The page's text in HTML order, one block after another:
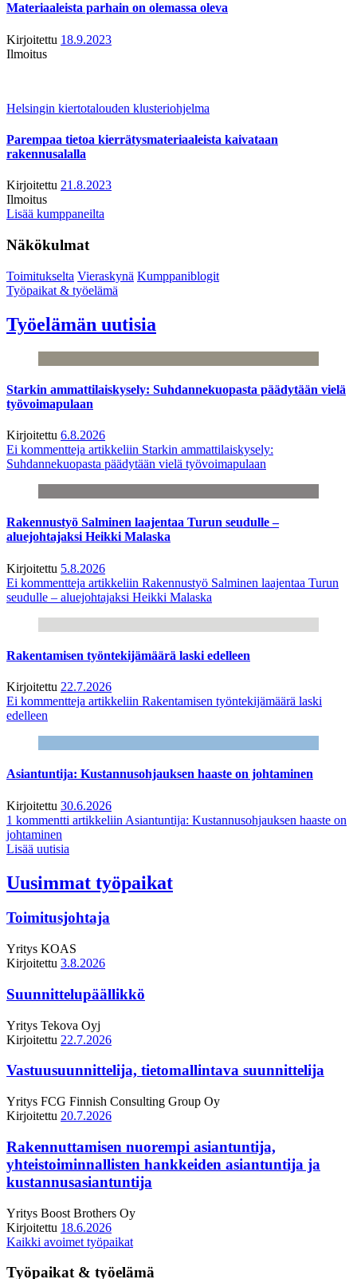
Materiaaleista parhain on olemassa oleva
Kirjoitettu 18.9.2023
Ilmoitus
Helsingin kiertotalouden klusteriohjelma
Parempaa tietoa kierrätysmateriaaleista kaivataan
rakennusalalla
Kirjoitettu 21.8.2023
Ilmoitus
Lisää kumppaneilta
Näkökulmat
Toimitukselta Vieraskynä Kumppaniblogit
Työpaikat & työelämä
Työelämän uutisia
Starkin ammattilaiskysely: Suhdannekuopasta päädytään vielä
työvoimapulaan
Kirjoitettu 6.8.2026
Ei kommentteja artikkeliin Starkin ammattilaiskysely:
Suhdannekuopasta päädytään vielä työvoimapulaan
Rakennustyö Salminen laajentaa Turun seudulle –
aluejohtajaksi Heikki Malaska
Kirjoitettu 5.8.2026
Ei kommentteja artikkeliin Rakennustyö Salminen laajentaa Turun
seudulle – aluejohtajaksi Heikki Malaska
Rakentamisen työntekijämäärä laski edelleen
Kirjoitettu 22.7.2026
Ei kommentteja artikkeliin Rakentamisen työntekijämäärä laski
edelleen
Asiantuntija: Kustannusohjauksen haaste on johtaminen
Kirjoitettu 30.6.2026
1 kommentti artikkeliin Asiantuntija: Kustannusohjauksen haaste on
johtaminen
Lisää uutisia
Uusimmat työpaikat
Toimitusjohtaja
Yritys KOAS
Kirjoitettu 3.8.2026
Suunnittelupäällikkö
Yritys Tekova Oyj
Kirjoitettu 22.7.2026
Vastuusuunnittelija, tietomallintava suunnittelija
Yritys FCG Finnish Consulting Group Oy
Kirjoitettu 20.7.2026
Rakennuttamisen nuorempi asiantuntija,
yhteistoiminnallisten hankkeiden asiantuntija ja
kustannusasiantuntija
Yritys Boost Brothers Oy
Kirjoitettu 18.6.2026
Kaikki avoimet työpaikat
Työpaikat & työelämä